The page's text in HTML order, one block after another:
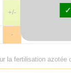
+/-
Effet
est bien détruit
compétition
-
la fertilisation azotée